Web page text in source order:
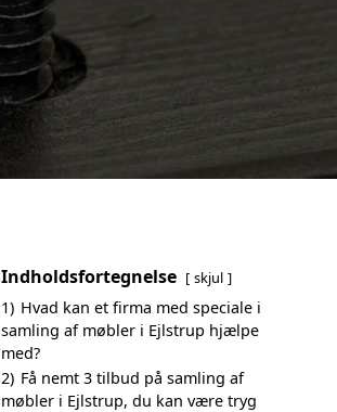
Indholdsfortegnelse skjul
1) Hvad kan et firma med speciale i
samling af møbler i Ejlstrup hjælpe
med?
2) Få nemt 3 tilbud på samling af
møbler i Ejlstrup, du kan være tryg